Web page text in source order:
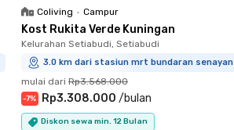
Coliving • Campur
Kost Rukita Verde Kuningan
Kelurahan Setiabudi, Setiabudi
3.0 km dari stasiun mrt bundaran senayan
mulai dari Rp3.568.000
-7% Rp3.308.000 /bulan
Diskon sewa min. 12 Bulan